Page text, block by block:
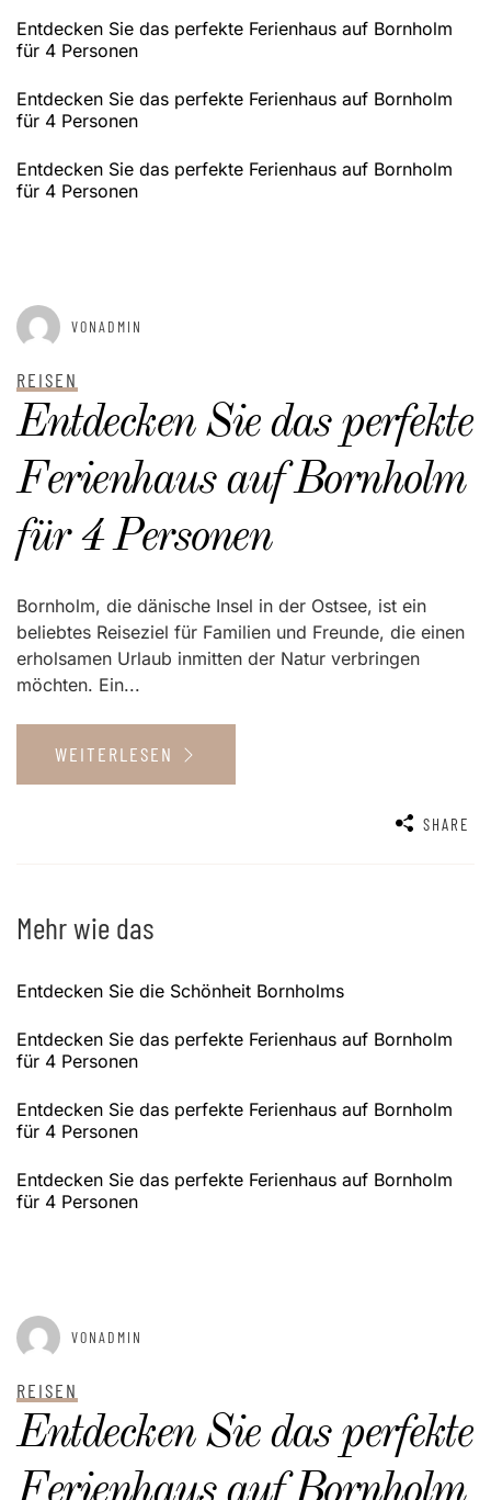
Entdecken Sie das perfekte Ferienhaus auf Bornholm
für 4 Personen
Entdecken Sie das perfekte Ferienhaus auf Bornholm
für 4 Personen
Entdecken Sie das perfekte Ferienhaus auf Bornholm
für 4 Personen
GEPOSTET AM
VONADMIN
REISEN
Entdecken Sie das perfekte
Ferienhaus auf Bornholm
für 4 Personen
Bornholm, die dänische Insel in der Ostsee, ist ein
beliebtes Reiseziel für Familien und Freunde, die einen
erholsamen Urlaub inmitten der Natur verbringen
möchten. Ein...
WEITERLESEN
SHARE
Mehr wie das
Entdecken Sie die Schönheit Bornholms
Entdecken Sie das perfekte Ferienhaus auf Bornholm
für 4 Personen
Entdecken Sie das perfekte Ferienhaus auf Bornholm
für 4 Personen
Entdecken Sie das perfekte Ferienhaus auf Bornholm
für 4 Personen
GEPOSTET AM
VONADMIN
REISEN
Entdecken Sie das perfekte